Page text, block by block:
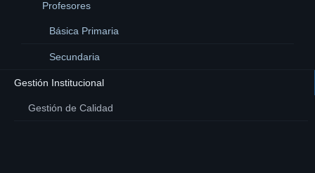
Profesores
Básica Primaria
Secundaria
Gestión Institucional
Gestión de Calidad